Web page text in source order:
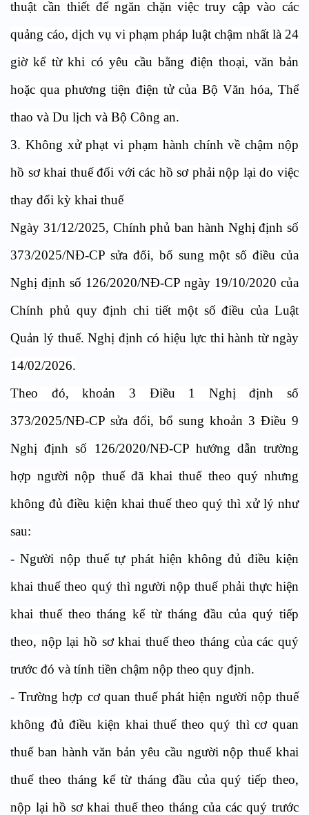
thuật cần thiết để ngăn chặn việc truy cập vào các
quảng cáo, dịch vụ vi phạm pháp luật chậm nhất là 24
giờ kể từ khi có yêu cầu bằng điện thoại, văn bản
hoặc qua phương tiện điện tử của Bộ Văn hóa, Thể
thao và Du lịch và Bộ Công an.
3. Không xử phạt vi phạm hành chính về chậm nộp
hồ sơ khai thuế đối với các hồ sơ phải nộp lại do việc
thay đổi kỳ khai thuế
Ngày 31/12/2025, Chính phủ ban hành Nghị định số
373/2025/NĐ-CP sửa đổi, bổ sung một số điều của
Nghị định số 126/2020/NĐ-CP ngày 19/10/2020 của
Chính phủ quy định chi tiết một số điều của Luật
Quản lý thuế. Nghị định có hiệu lực thi hành từ ngày
14/02/2026.
Theo đó, khoản 3 Điều 1 Nghị định số
373/2025/NĐ-CP sửa đổi, bổ sung khoản 3 Điều 9
Nghị định số 126/2020/NĐ-CP hướng dẫn trường
hợp người nộp thuế đã khai thuế theo quý nhưng
không đủ điều kiện khai thuế theo quý thì xử lý như
sau:
- Người nộp thuế tự phát hiện không đủ điều kiện
khai thuế theo quý thì người nộp thuế phải thực hiện
khai thuế theo tháng kể từ tháng đầu của quý tiếp
theo, nộp lại hồ sơ khai thuế theo tháng của các quý
trước đó và tính tiền chậm nộp theo quy định.
- Trường hợp cơ quan thuế phát hiện người nộp thuế
không đủ điều kiện khai thuế theo quý thì cơ quan
thuế ban hành văn bản yêu cầu người nộp thuế khai
thuế theo tháng kể từ tháng đầu của quý tiếp theo,
nộp lại hồ sơ khai thuế theo tháng của các quý trước